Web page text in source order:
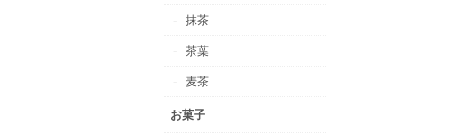
抹茶
茶葉
麦茶
お菓子